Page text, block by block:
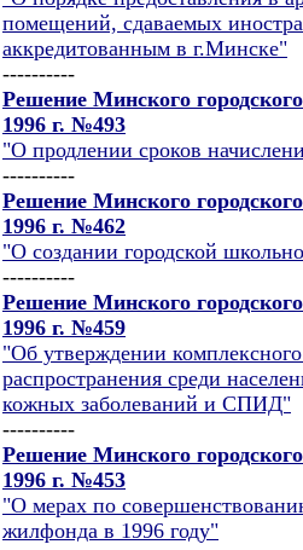
помещений, сдаваемых
аккредитованным в г.Минске"
----------
Решение Минского
1996 г. №493
"О продлении сроков
----------
Решение Минского
1996 г. №462
"О создании городской
----------
Решение Минского
1996 г. №459
"Об утверждении
распространения среди
кожных заболеваний и СПИД"
----------
Решение Минского
1996 г. №453
"О мерах по
жилфонда в 1996 году"